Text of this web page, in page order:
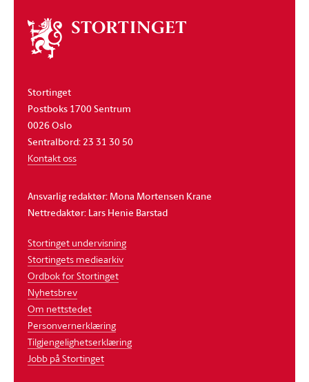
Om
stortinget
Stortinget
Postboks 1700 Sentrum
0026 Oslo
Sentralbord: 23 31 30 50
Kontakt oss
Ansvarlig redaktør: Mona Mortensen Krane
Nettredaktør: Lars Henie Barstad
Stortinget undervisning
Stortingets mediearkiv
Ordbok for Stortinget
Nyhetsbrev
Om nettstedet
Personvernerklæring
Tilgjengelighetserklæring
Jobb på Stortinget